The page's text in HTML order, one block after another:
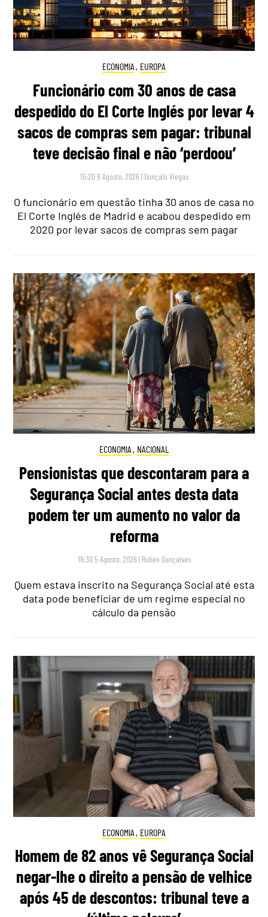
ECONOMIA , EUROPA
Funcionário com 30 anos de casa
despedido do El Corte Inglés por levar 4
sacos de compras sem pagar: tribunal
teve decisão final e não ‘perdoou’
15:20 6 Agosto, 2026 | Gonçalo Viegas
O funcionário em questão tinha 30 anos de casa no
El Corte Inglés de Madrid e acabou despedido em
2020 por levar sacos de compras sem pagar
ECONOMIA , NACIONAL
Pensionistas que descontaram para a
Segurança Social antes desta data
podem ter um aumento no valor da
reforma
18:30 5 Agosto, 2026 | Rubén Gonçalves
Quem estava inscrito na Segurança Social até esta
data pode beneficiar de um regime especial no
cálculo da pensão
ECONOMIA , EUROPA
Homem de 82 anos vê Segurança Social
negar-lhe o direito a pensão de velhice
após 45 de descontos: tribunal teve a